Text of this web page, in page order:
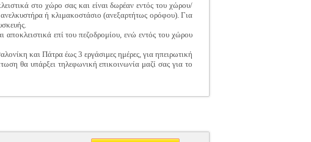
στο χώρο σας και είναι δωρέαν εντός του χώρου/
ή κλιμακοστάσιο (ανεξαρτήτως ορόφου). Για
επί του πεζοδρομίου, ενώ εντός του χώρου
και Πάτρα έως 3 εργάσιμες ημέρες, για ηπειρωτική
θα υπάρξει τηλεφωνική επικοινωνία μαζί σας για το